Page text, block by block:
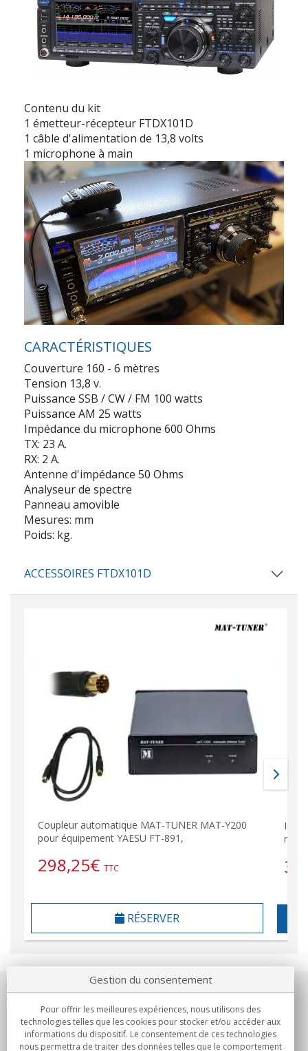
Contenu du kit
1 émetteur-récepteur FTDX101D
1 câble d'alimentation de 13,8 volts
1 microphone à main
CARACTÉRISTIQUES
Couverture 160 - 6 mètres
Tension 13,8 v.
Puissance SSB / CW / FM 100 watts
Puissance AM 25 watts
Impédance du microphone 600 Ohms
TX: 23 A.
RX: 2 A.
Antenne d'impédance 50 Ohms
Analyseur de spectre
Panneau amovible
Mesures: mm
Poids: kg.
ACCESSOIRES FTDX101D
Coupleur automatique MAT-TUNER MAT-Y200
pour équipement YAESU FT-891,
298,25€ TTC
RÉSERVER
Notre société
Engagements
Gestion du consentement
Pour offrir les meilleures expériences, nous utilisons des
technologies telles que les cookies pour stocker et/ou accéder aux
informations du dispositif. Le consentement de ces technologies
nous permettra de traiter des données telles que le comportement